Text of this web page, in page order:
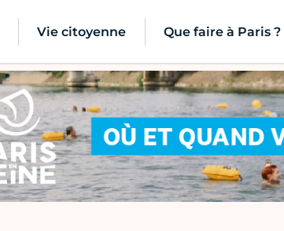
Vie citoyenne Que faire à Paris ?